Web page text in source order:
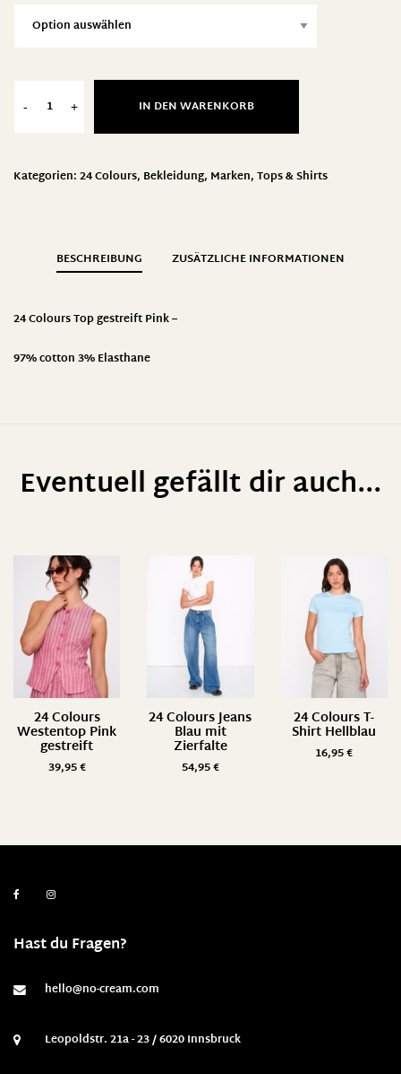
- + IN DEN WARENKORB
Kategorien:24 Colours, Bekleidung, Marken,Tops & Shirts
BESCHREIBUNG ZUSÄTZLICHE INFORMATIONEN
24 Colours Top gestreift Pink –
97% cotton 3% Elasthane
Eventuell gefällt dir auch...
24 Colours
Westentop Pink
gestreift
39,95€
24 Colours Jeans
Blau mit
Zierfalte
54,95€
24 Colours T-
Shirt Hellblau
16,95€
Hast du Fragen?
hello@no-cream.com
Leopoldstr. 21a - 23 / 6020 Innsbruck